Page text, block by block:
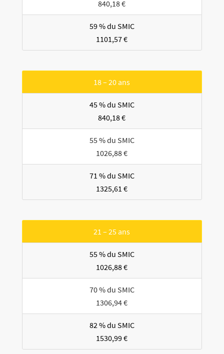
840,18 €
59 % du SMIC
1101,57 €
18 – 20 ans
45 % du SMIC
840,18 €
55 % du SMIC
1026,88 €
71 % du SMIC
1325,61 €
21 – 25 ans
55 % du SMIC
1026,88 €
70 % du SMIC
1306,94 €
82 % du SMIC
1530,99 €